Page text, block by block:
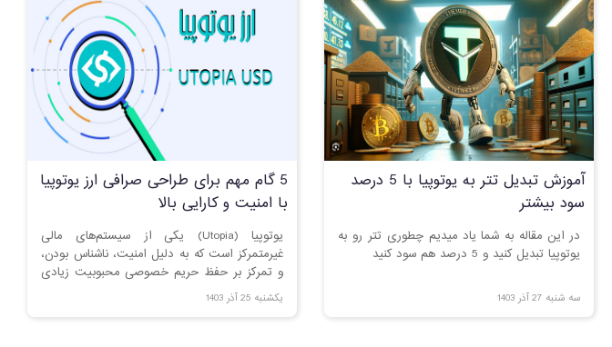
آموزش تبدیل تتر به یوتوپیا با 5 درصد
سود بیشتر
در این مقاله به شما یاد میدیم چطوری تتر رو به
یوتوپیا تبدیل کنید و 5 درصد هم سود کنید
سه شنبه 27 آذر 1403
5 گام مهم برای طراحی صرافی ارز یوتوپیا
با امنیت و کارایی بالا
یوتوپیا (Utopia) یکی از سیستم‌های مالی
غیرمتمرکز است که به دلیل امنیت، ناشناس بودن،
و تمرکز بر حفظ حریم خصوصی محبوبیت زیادی
یکشنبه 25 آذر 1403